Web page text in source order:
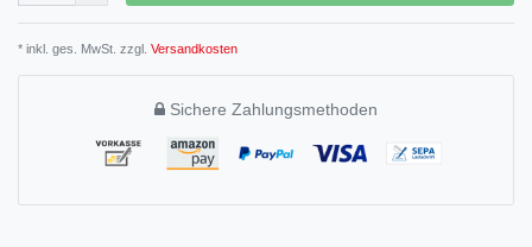
* inkl. ges. MwSt. zzgl. Versandkosten
Sichere Zahlungsmethoden